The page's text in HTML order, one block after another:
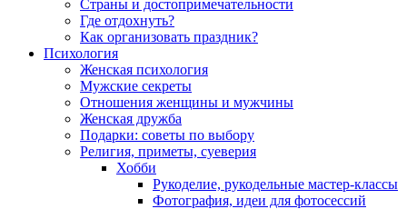
Страны и достопримечательности
Где отдохнуть?
Как организовать праздник?
Психология
Женская психология
Мужские секреты
Отношения женщины и мужчины
Женская дружба
Подарки: советы по выбору
Религия, приметы, суеверия
Хобби
Рукоделие, рукодельные мастер-классы
Фотография, идеи для фотосессий